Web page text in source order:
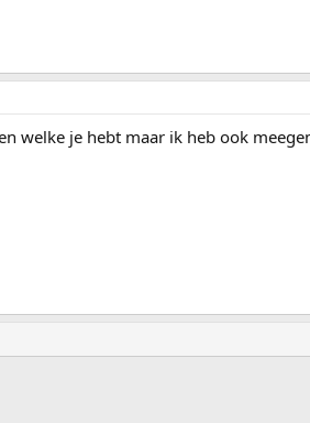
welke je hebt maar ik heb ook